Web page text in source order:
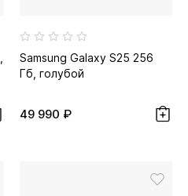
Samsung Galaxy S25 256
Гб, голубой
49 990 ₽